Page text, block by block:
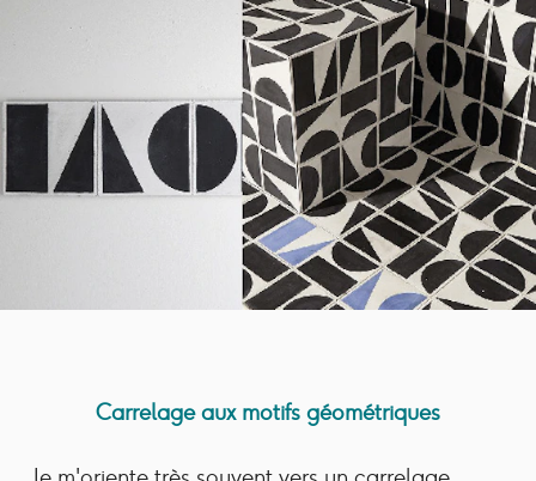
Carrelage aux motifs géométriques